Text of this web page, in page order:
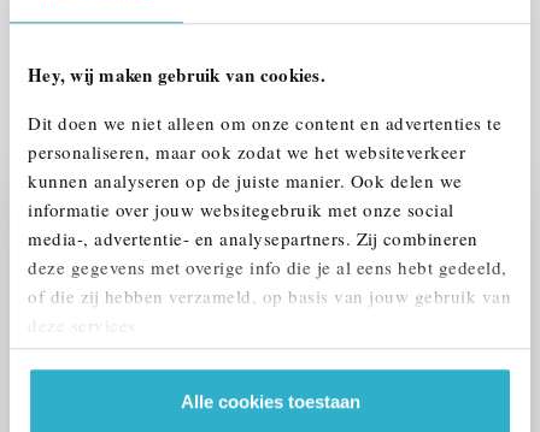
Hey, wij maken gebruik van cookies.
Dit doen we niet alleen om onze content en advertenties te
personaliseren, maar ook zodat we het websiteverkeer
kunnen analyseren op de juiste manier. Ook delen we
informatie over jouw websitegebruik met onze social
media-, advertentie- en analysepartners. Zij combineren
deze gegevens met overige info die je al eens hebt gedeeld,
of die zij hebben verzameld, op basis van jouw gebruik van
deze services.
Alle cookies toestaan
Stap 1 van 3
UW AUTO INRUILEN?
ALLE OPTIES EN SPECIFICATIES